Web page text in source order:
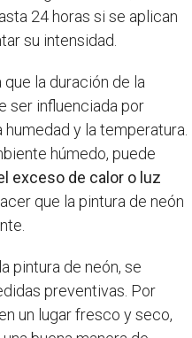
24 horas si se aplican
su intensidad.
la duración de la
ser influenciada por
y la temperatura.
húmedo, puede
exceso de calor o luz
que la pintura de neón
pintura de neón, se
preventivas. Por
un lugar fresco y seco,